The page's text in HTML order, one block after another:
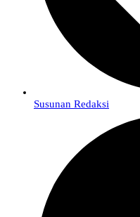
Susunan Redaksi